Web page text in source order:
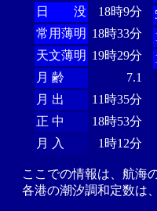
日 没
18時9分
常用薄明 18時33分
天文薄明 19時29分
月 齢
7.1
月 出
11時35分
正 中
18時53分
月 入
1時12分
ここでの情報は、航海
各港の潮汐調和定数は